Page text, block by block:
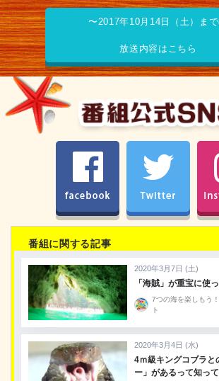
〜2017年10月14日（土）ま
放送内容はこちら
facebook
番組に関する記事